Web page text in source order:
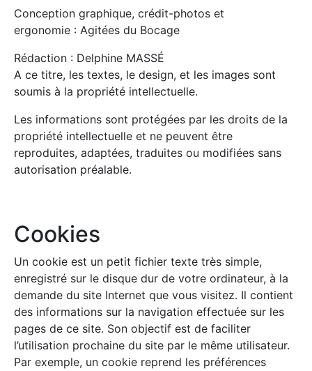
Conception graphique, crédit-photos et
ergonomie : Agitées du Bocage
Rédaction : Delphine MASSÉ
A ce titre, les textes, le design, et les images sont
soumis à la propriété intellectuelle.
Les informations sont protégées par les droits de la
propriété intellectuelle et ne peuvent être
reproduites, adaptées, traduites ou modifiées sans
autorisation préalable.
Cookies
Un cookie est un petit fichier texte très simple,
enregistré sur le disque dur de votre ordinateur, à la
demande du site Internet que vous visitez. Il contient
des informations sur la navigation effectuée sur les
pages de ce site. Son objectif est de faciliter
l’utilisation prochaine du site par le même utilisateur.
Par exemple, un cookie reprend les préférences